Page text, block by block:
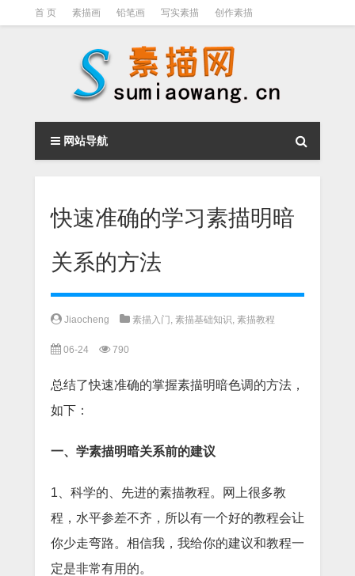
首 页 素描画 铅笔画 写实素描 创作素描
素描视频教程
网站导航
快速准确的学习素描明暗
关系的方法
Jiaocheng 素描入门 , 素描基础知识, 素描教程
06-24 790
总结了快速准确的掌握素描明暗色调的方法，
如下：
一、学素描明暗关系前的建议
1、科学的、先进的素描教程。网上很多教
程，水平参差不齐，所以有一个好的教程会让
你少走弯路。相信我，我给你的建议和教程一
定是非常有用的。